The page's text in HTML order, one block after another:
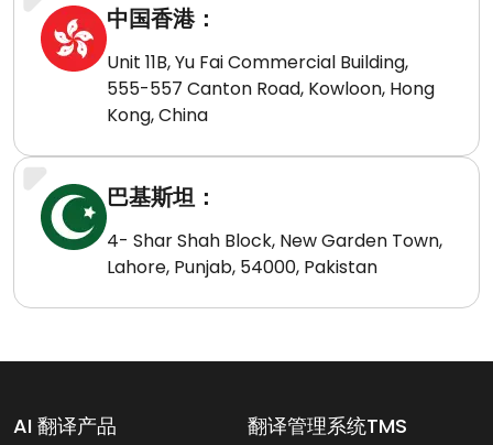
中国香港：
Unit 11B, Yu Fai Commercial Building,
555-557 Canton Road, Kowloon, Hong
Kong, China
巴基斯坦：
4- Shar Shah Block, New Garden Town,
Lahore, Punjab, 54000, Pakistan
AI 翻译产品 翻译管理系统TMS